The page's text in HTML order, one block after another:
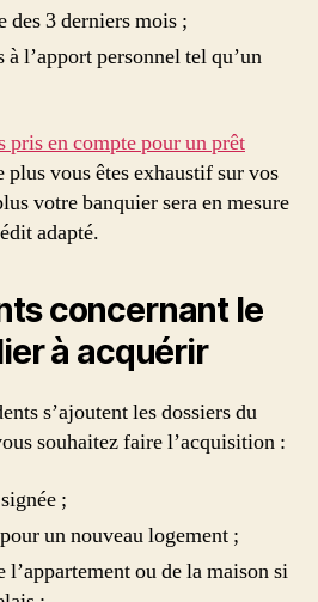
des 3 derniers mois ;
l’apport personnel tel qu’un
pris en compte pour un prêt
plus vous êtes exhaustif sur vos
votre banquier sera en mesure
adapté.
concernant le
à acquérir
s’ajoutent les dossiers du
souhaitez faire l’acquisition :
;
un nouveau logement ;
ou de la maison si